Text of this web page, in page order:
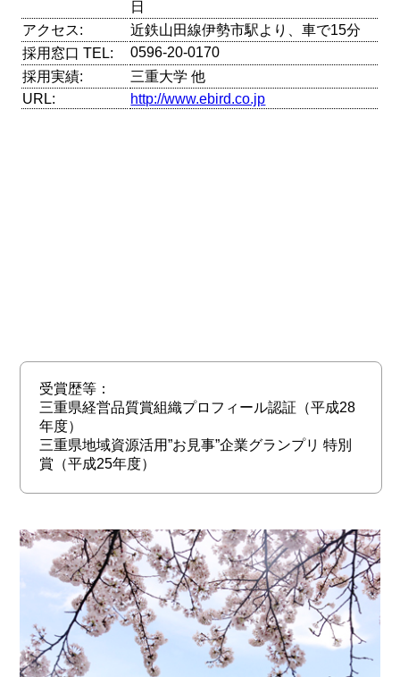
日
アクセス:
近鉄山田線伊勢市駅より、車で15分
採用窓口 TEL:
0596-20-0170
採用実績:
三重大学 他
URL:
http://www.ebird.co.jp
受賞歴等：
三重県経営品質賞組織プロフィール認証（平成28
年度）
三重県地域資源活用”お見事”企業グランプリ 特別
賞（平成25年度）